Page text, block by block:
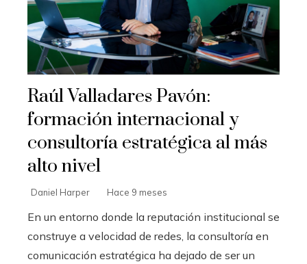
Raúl Valladares Pavón:
formación internacional y
consultoría estratégica al más
alto nivel
Daniel Harper Hace 9 meses
En un entorno donde la reputación institucional se
construye a velocidad de redes, la consultoría en
comunicación estratégica ha dejado de ser un